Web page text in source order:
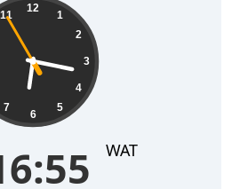
12
1
2
3
4
5
6
7
11
WAT